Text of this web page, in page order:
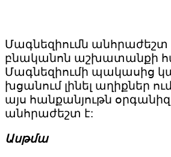
Մագնեզիումն անհրաժեշտ
բնականոն աշխատանքի
Մագնեզիումի պակասից
խցանում լինել աղիքներ
այս հանքանյութն
անհրաժեշտ է:
Ասթմա